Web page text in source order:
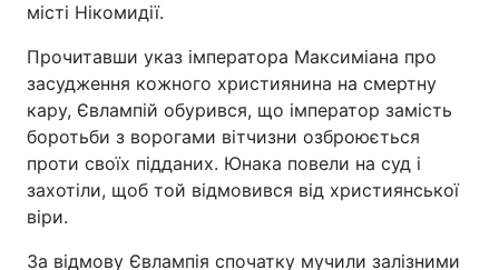
Головна Війна
Україна Політика
місті Нікомидії.
Прочитавши указ імператора Максиміана про
засудження кожного християнина на смертну
кару, Євлампій обурився, що імператор замість
боротьби з ворогами вітчизни озброюється
проти своїх підданих. Юнака повели на суд і
захотіли, щоб той відмовився від християнської
віри.
За відмову Євлампія спочатку мучили залізними